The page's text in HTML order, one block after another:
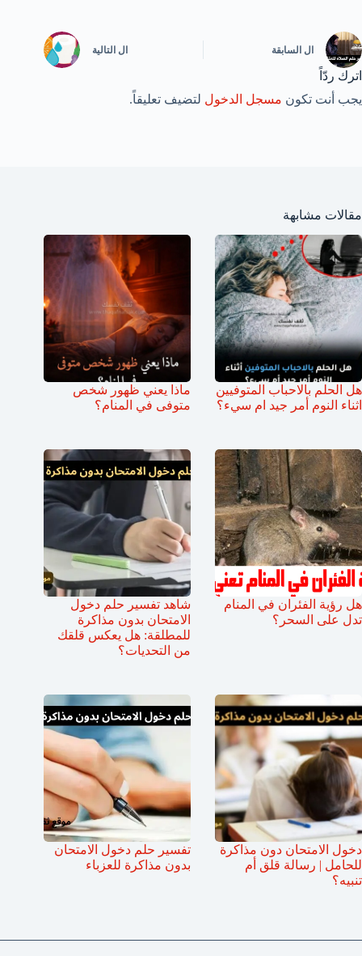
ال السابقة ال التالية
اترك ردّاً
يجب أنت تكون مسجل الدخول لتضيف تعليقاً.
مقالات مشابهة
هل الحلم بالاحباب المتوفيين
اثناء النوم أمر جيد ام سيء؟
ماذا يعني ظهور شخص
متوفى في المنام؟
هل رؤية الفئران في المنام
تدل على السحر؟
شاهد تفسير حلم دخول
الامتحان بدون مذاكرة
للمطلقة: هل يعكس قلقك
من التحديات؟
دخول الامتحان دون مذاكرة
للحامل | رسالة قلق أم
تنبيه؟
تفسير حلم دخول الامتحان
بدون مذاكرة للعزباء